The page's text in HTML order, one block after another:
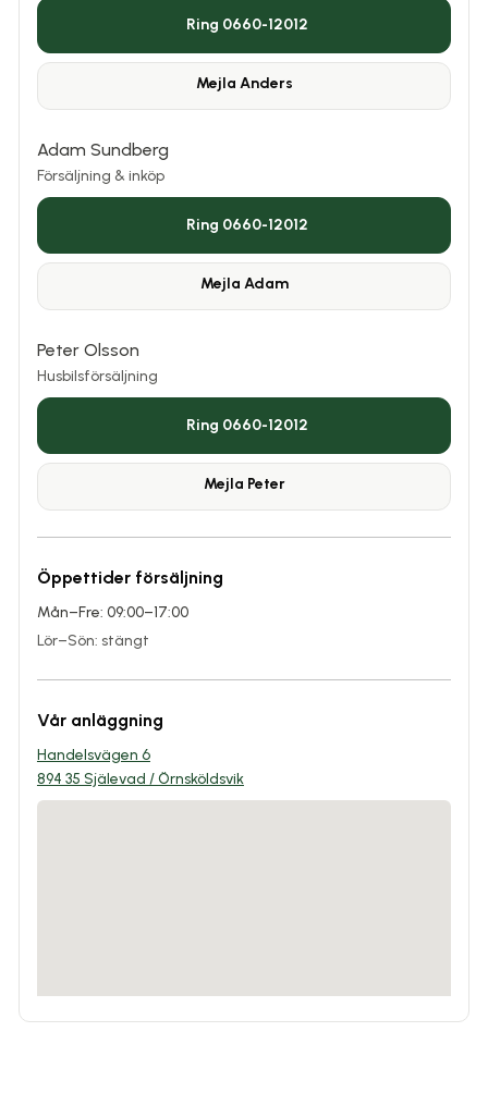
Ring 0660-12012
Mejla Anders
Adam Sundberg
Försäljning & inköp
Ring 0660-12012
Mejla Adam
Peter Olsson
Husbilsförsäljning
Ring 0660-12012
Mejla Peter
Öppettider försäljning
Mån–Fre: 09:00–17:00
Lör–Sön: stängt
Vår anläggning
Handelsvägen 6
894 35 Själevad / Örnsköldsvik